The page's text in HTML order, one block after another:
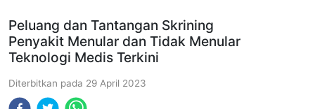
Peluang dan Tantangan Skrining
Penyakit Menular dan Tidak Menular
Teknologi Medis Terkini
Diterbitkan pada 29 April 2023